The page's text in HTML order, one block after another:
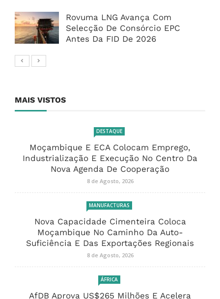
Rovuma LNG Avança Com
Selecção De Consórcio EPC
Antes Da FID De 2026
MAIS VISTOS
DESTAQUE
Moçambique E ECA Colocam Emprego,
Industrialização E Execução No Centro Da
Nova Agenda De Cooperação
8 de Agosto, 2026
MANUFACTURAS
Nova Capacidade Cimenteira Coloca
Moçambique No Caminho Da Auto-
Suficiência E Das Exportações Regionais
8 de Agosto, 2026
ÁFRICA
AfDB Aprova US$265 Milhões E Acelera